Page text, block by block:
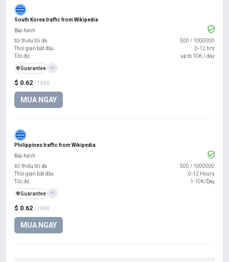
South Korea traffic from Wikipedia
$ 0.62 / 1000
MUA NGAY
Bảo hành
tối thiểu tối đa
500 / 1000000
Thời gian bắt đầu
0-12 hrs
Tốc độ
up to 10K / day
️🛡️Guarantee +1
Philippines traffic from Wikipedia
$ 0.62 / 1000
MUA NGAY
Bảo hành
tối thiểu tối đa
500 / 1000000
Thời gian bắt đầu
0-12 Hours
Tốc độ
1-10K/Day
️🛡️Guarantee +1